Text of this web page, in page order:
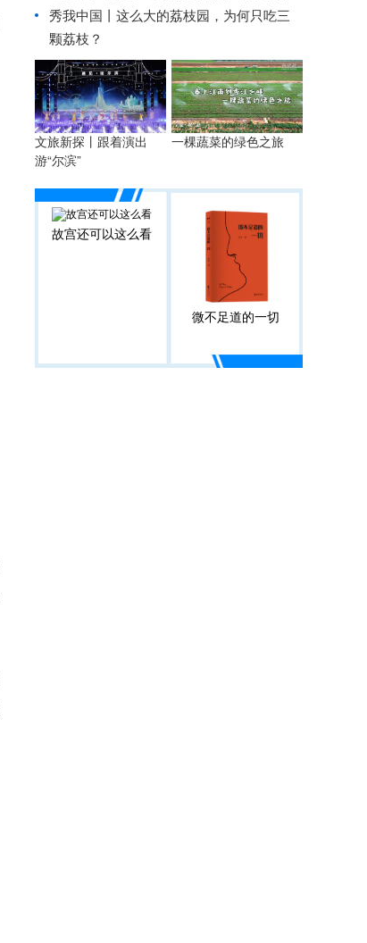
秀我中国丨 这么大的荔枝园，为何只吃三
颗荔枝？
文旅新探丨跟着演出
游“尔滨”
一棵蔬菜的绿色之旅
故宫还可以这么看
微不足道的一切